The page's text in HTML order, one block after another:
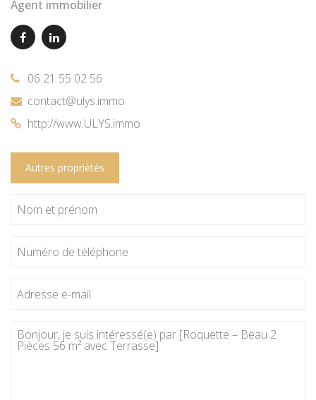
Agent immobilier
06 21 55 02 56
contact@ulys.immo
http://www.ULYS.immo
Autres propriétés